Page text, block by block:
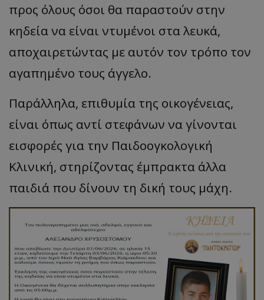
προς όλους όσοι θα παραστούν στην
κηδεία να είναι ντυμένοι στα λευκά,
αποχαιρετώντας με αυτόν τον τρόπο τον
αγαπημένο τους άγγελο.
Παράλληλα, επιθυμία της οικογένειας,
είναι όπως αντί στεφάνων να γίνονται
εισφορές για την Παιδοογκολογική
Κλινική, στηρίζοντας έμπρακτα άλλα
παιδιά που δίνουν τη δική τους μάχη.